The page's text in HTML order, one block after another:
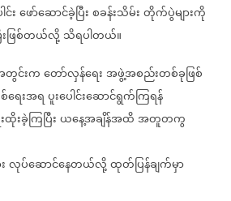
င်းဖော်ဆောင်ခဲ့ပြီးစခန်းသိမ်းတိုက်ပွဲများကို
းဖြစ်တယ်လို့သိရပါတယ်။
တွင်းကတော်လှန်ရေးအဖွဲ့အစည်းတစ်ခုဖြစ်
ရေးအရပူးပေါင်းဆောင်ရွက်ကြရန်
ခဲ့ကြပြီးယနေ့အချိန်အထိအတူတကွ
လုပ်ဆောင်နေတယ်လို့ထုတ်ပြန်ချက်မှာ